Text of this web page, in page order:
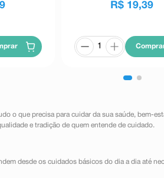
R$ 19,39
o que precisa para cuidar da sua saúde, bem-
e tradição de quem entende de cuidado.
desde os cuidados básicos do dia a dia até